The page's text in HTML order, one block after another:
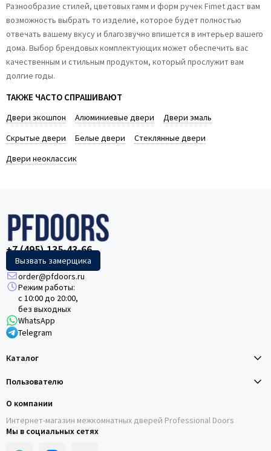
Разнообразие стилей, цветовых гамм и форм ручек Fimet даст вам
возможность выбрать то изделие, которое будет полностью
отвечать вашему вкусу и благозвучно впишется в интерьер вашего
дома. Выбор брендовых комплектующих может обеспечить вас
качественным и стильным продуктом, который прослужит вам
долгие годы.
ТАКЖЕ ЧАСТО СПРАШИВАЮТ
Двери экошпон Алюминиевые двери
Двери эмаль
Скрытые двери
Белые двери
Стеклянные двери
Двери неоклассик
+7 (495) 135-43-66
Вызвать замерщика
order@pfdoors.ru
Режим работы:
с 10:00 до 20:00,
без выходных
WhatsApp
Telegram
Каталог
Пользователю
О компании
Интернет-магазин межкомнатных дверей Professional Doors
Мы в социальных сетях